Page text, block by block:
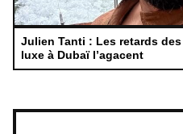
Julien Tanti : Les retards
luxe à Dubaï l’agacent